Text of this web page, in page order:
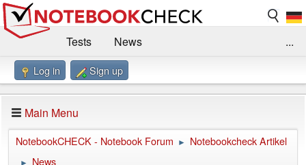
Tests
News
Benchmarks / Technik
Forum
Impressum
...
Log in Sign up
Main Menu
NotebookCHECK - Notebook Forum ► Notebookcheck Artikel
News